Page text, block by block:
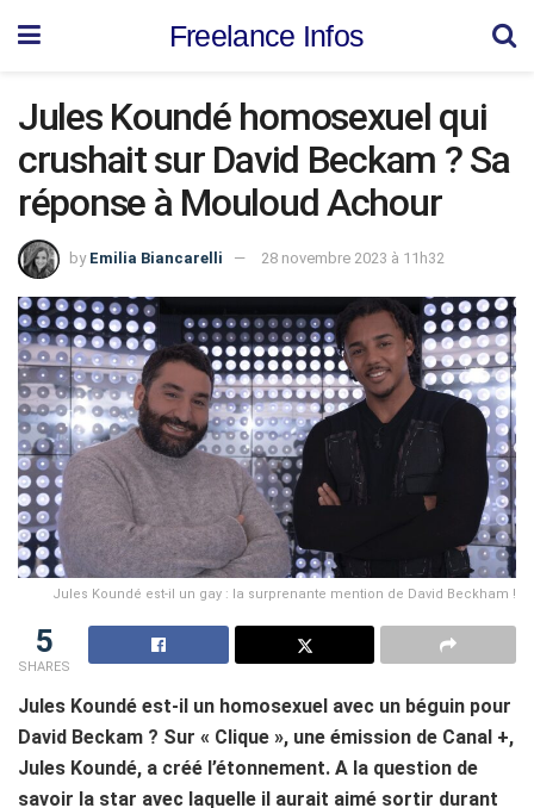
Freelance Infos
Jules Koundé homosexuel qui
crushait sur David Beckam ? Sa
réponse à Mouloud Achour
by Emilia Biancarelli 28 novembre 2023 à 11h32
Jules Koundé est-il un gay : la surprenante mention de David Beckham !
5
SHARES
Jules Koundé est-il un homosexuel avec un béguin pour
David Beckam ? Sur « Clique », une émission de Canal +,
Jules Koundé, a créé l’étonnement. A la question de
savoir la star avec laquelle il aurait aimé sortir durant